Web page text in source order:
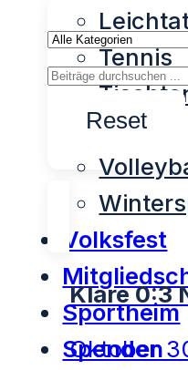
Tennis
Turnen
Volksfest
Sportheim
Spenden
Reset
Klare 0:3
Oktober